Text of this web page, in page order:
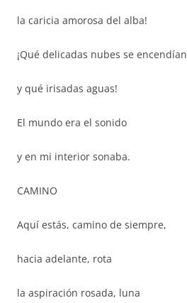
la caricia amorosa del alba!
¡Qué delicadas nubes se encendían
y qué irisadas aguas!
El mundo era el sonido
y en mi interior sonaba.
CAMINO
Aquí estás, camino de siempre,
hacia adelante, rota
la aspiración rosada, luna